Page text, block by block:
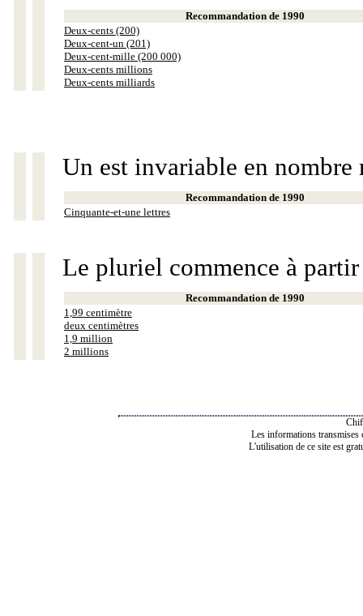
Recommandation de 1990
Deux-cents (200)
Deux-cent-un (201)
Deux-cent-mille (200 000)
Deux-cents millions
Deux-cents milliards
Un est invariable en nombre
Recommandation de 1990
Cinquante-et-une lettres
Le pluriel commence à
Recommandation de 1990
1,99 centimètre
deux centimètres
1,9 million
2 millions
Les informations transmises
L'utilisation de ce site est